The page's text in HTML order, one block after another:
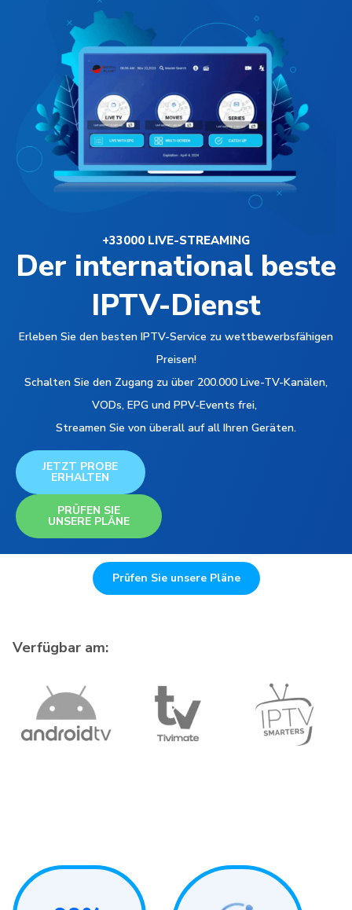
+33000 LIVE-STREAMING
Der international beste
IPTV-Dienst
Erleben Sie den besten IPTV-Service zu wettbewerbsfähigen
Preisen!
Schalten Sie den Zugang zu über 200.000 Live-TV-Kanälen,
VODs, EPG und PPV-Events frei,
Streamen Sie von überall auf all Ihren Geräten.
JETZT PROBE
ERHALTEN
PRÜFEN SIE
UNSERE PLÄNE
Prüfen Sie unsere Pläne
Verfügbar am: